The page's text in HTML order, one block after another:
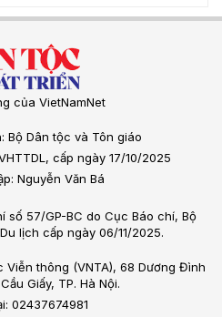
của VietNamNet
Bộ Dân tộc và Tôn giáo
cấp ngày 17/10/2025
Nguyễn Văn Bá
số 57/GP-BC do Cục Báo chí, Bộ
lịch cấp ngày 06/11/2025.
thông (VNTA), 68 Dương Đình
Giấy, TP. Hà Nội.
02437674981